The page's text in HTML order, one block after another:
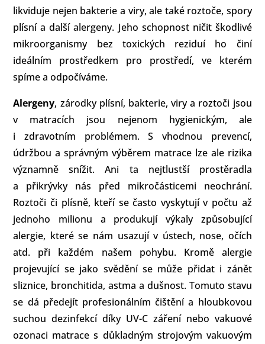
likviduje nejen bakterie a viry, ale také roztoče, spory
plísní a další alergeny. Jeho schopnost ničit škodlivé
mikroorganismy bez toxických reziduí ho činí
ideálním prostředkem pro prostředí, ve kterém
spíme a odpočíváme.
Alergeny, zárodky plísní, bakterie, viry a roztoči jsou
v matracích jsou nejenom hygienickým, ale
i zdravotním problémem. S vhodnou prevencí,
údržbou a správným výběrem matrace lze ale rizika
významně snížit. Ani ta nejtlustší prostěradla
a přikrývky nás před mikročásticemi neochrání.
Roztoči či plísně, kteří se často vyskytují v počtu až
jednoho milionu a produkují výkaly způsobující
alergie, které se nám usazují v ústech, nose, očích
atd. při každém našem pohybu. Kromě alergie
projevující se jako svědění se může přidat i zánět
sliznice, bronchitida, astma a dušnost. Tomuto stavu
se dá předejít profesionálním čištění a hloubkovou
suchou dezinfekcí díky UV-C záření nebo vakuové
ozonaci matrace s důkladným strojovým vakuovým